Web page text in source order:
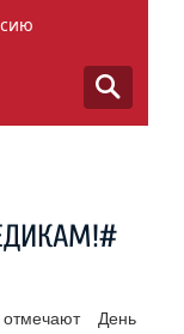
День